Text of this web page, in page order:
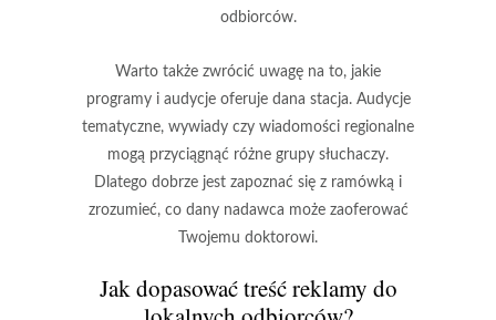
odbiorców.
Warto także zwrócić uwagę na to, jakie
programy i audycjeoferuje dana stacja. Audycje
tematyczne, wywiady czy wiadomości regionalne
mogą przyciągnąć różne grupy słuchaczy.
Dlatego dobrze jest zapoznać się z ramówką i
zrozumieć, co dany nadawca może zaoferować
Twojemu doktorowi.
Jak dopasować treść reklamy do